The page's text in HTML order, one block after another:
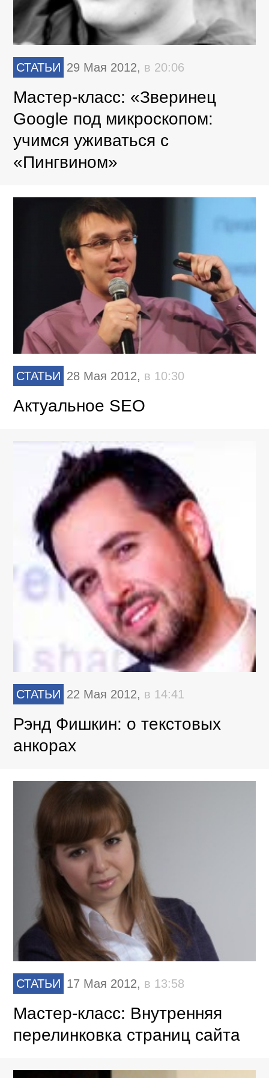
СТАТЬИ 29 Мая 2012, в 20:06
Мастер-класс: «Зверинец
Google под микроскопом:
учимся уживаться с
«Пингвином»
СТАТЬИ 28 Мая 2012, в 10:30
Актуальное SEO
СТАТЬИ 22 Мая 2012, в 14:41
Рэнд Фишкин: о текстовых
анкорах
СТАТЬИ 17 Мая 2012, в 13:58
Мастер-класс: Внутренняя
перелинковка страниц сайта